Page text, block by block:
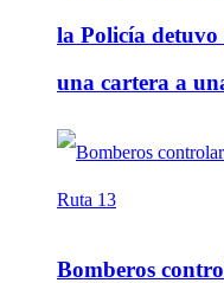
la Policía
una cartera a
Bomberos